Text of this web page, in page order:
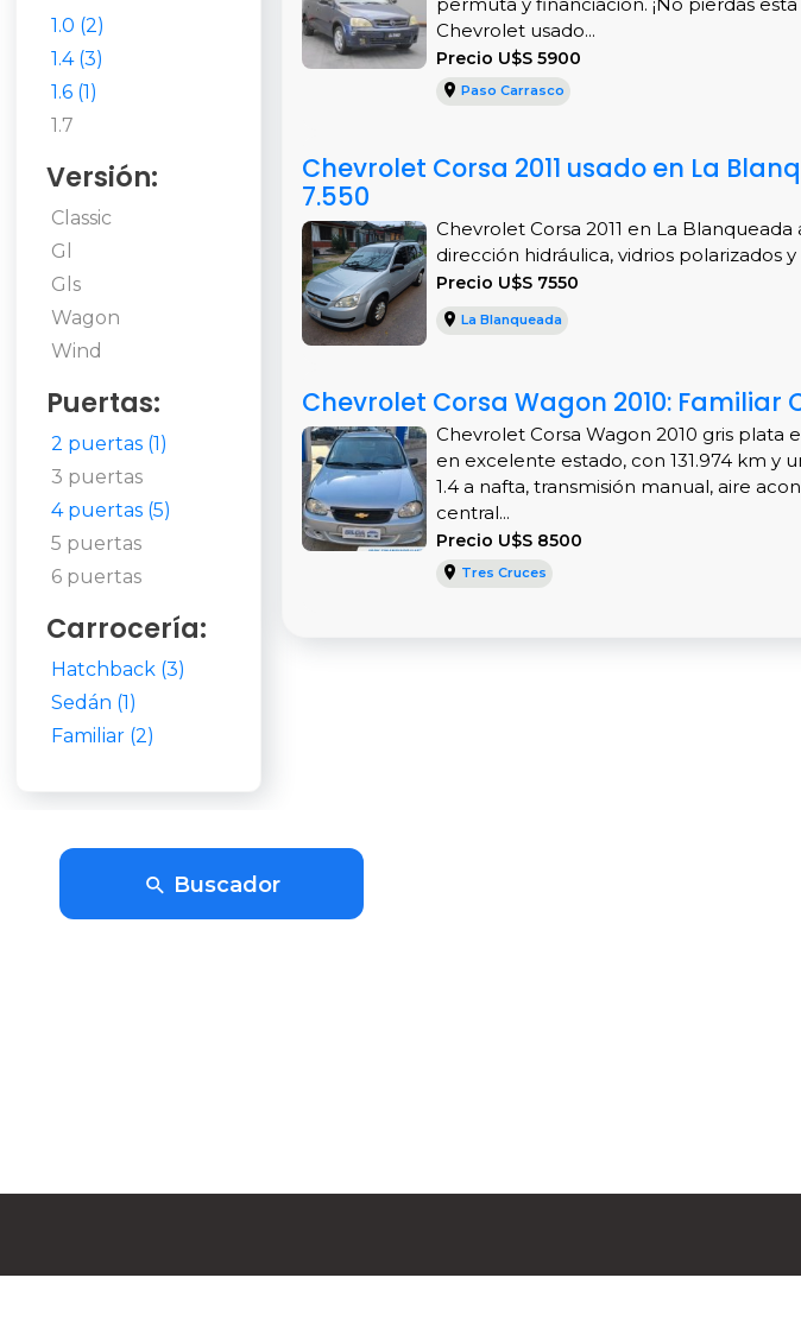
1.0 (2)
1.4 (3)
1.6 (1)
1.7
Versión:
Classic
Gl
Gls
Wagon
Wind
Puertas:
2 puertas (1)
3 puertas
4 puertas (5)
5 puertas
6 puertas
Carrocería:
Hatchback (3)
Sedán (1)
Familiar (2)
Buscador
Chevrolet usado...
Precio U$S 5900
Paso Carrasco
Chevrolet Corsa 2011 usado en La
7.550
Chevrolet Corsa 2011 en La
dirección hidráulica, vidrios polarizados
Precio U$S 7550
La Blanqueada
Chevrolet Corsa Wagon 2010: Familiar
Chevrolet Corsa Wagon 2010 gris plata
en excelente estado, con 131.974 km y
1.4 a nafta, transmisión manual, aire
central...
Precio U$S 8500
Tres Cruces